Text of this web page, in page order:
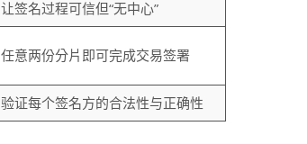
让签名过程可信但“无中心”
任意两份分片即可完成交易签署
验证每个签名方的合法性与正确性